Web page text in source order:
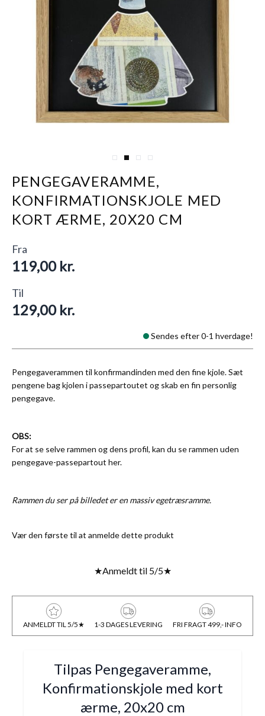
View larger image
View larger image
View larger image
View larger image
PENGEGAVERAMME,
KONFIRMATIONSKJOLE MED
KORT ÆRME, 20X20 CM
Pengegaverammen til konfirmandinden med den fine kjole. Sæt
pengene bag kjolen i passepartoutet og skab en fin personlig
pengegave.
OBS:
For at se selve rammen og dens profil, kan du se rammen uden
pengegave-passepartout her.
Rammen du ser på billedet er en massiv egetræsramme.
Vær den første til at anmelde dette produkt
Fra
119,00 kr.
Til
129,00 kr.
Sendes efter 0-1 hverdage!
★Anmeldt til 5/5★
ANMELDT TIL 5/5★ 1-3 DAGES LEVERING FRI FRAGT 499,- INFO
Tilpas Pengegaveramme,
Konfirmationskjole med kort
ærme, 20x20 cm